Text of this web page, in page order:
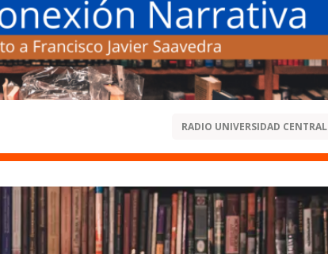
RADIO UNIVERSIDAD CENTRAL